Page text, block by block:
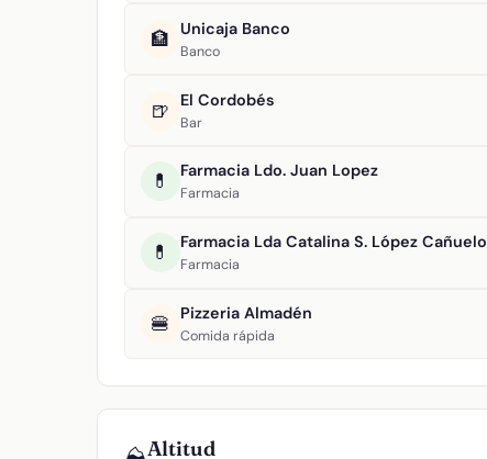
🏦 Unicaja Banco
Banco
🍺 El Cordobés
Bar
💊 Farmacia Ldo. Juan Lopez
Farmacia
💊 Farmacia Lda Catalina S. López Cañuelo
Farmacia
🍔 Pizzeria Almadén
Comida rápida
Altitud